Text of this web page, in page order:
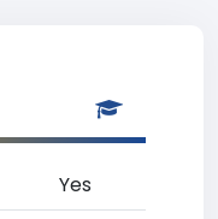
Yes